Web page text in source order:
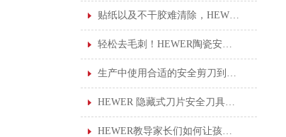
贴纸以及不干胶难清除，HEWER清洁刮刀安全刀具就能轻松搞定！
轻松去毛刺！HEWER陶瓷安全修边刀您了解吗？
生产中使用合适的安全剪刀到底有多重要？看完这个就知道了
HEWER 隐藏式刀片安全刀具的优点
HEWER教导家长们如何让孩子使用安全剪刀